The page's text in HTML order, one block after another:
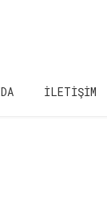
İLETIŞIM